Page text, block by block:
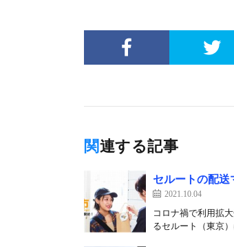
関連する記事
セルートの配
2021.10.04
コロナ禍で利用拡
るセルート（東京